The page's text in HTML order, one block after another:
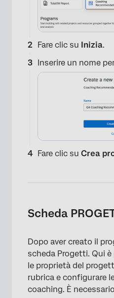
Fare clic su Inizia.
Inserire un nome
Fare clic su Crea
Scheda
Dopo aver creato il
scheda Progetti. Qui
le proprietà del
rubrica e configurare
coaching. È